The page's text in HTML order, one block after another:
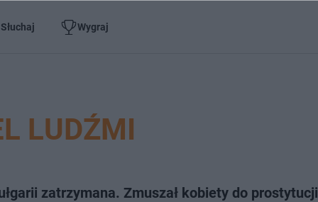
Słuchaj Wygraj
LUDŹMI
zatrzymana. Zmuszał kobiety do prostytucji